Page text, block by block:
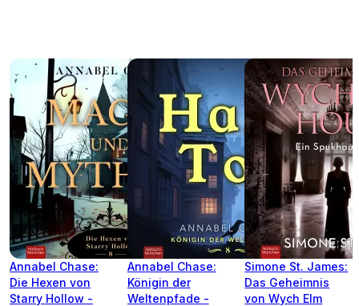
Annabel Chase:
Die Hexen von
Starry Hollow -
Annabel Chase:
Königin der
Weltenpfade -
Simone St. James:
Das Geheimnis
von Wych Elm